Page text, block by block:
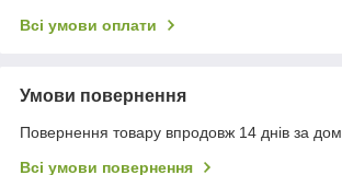
Всі умови оплати
Умови повернення
Повернення товару впродовж 14 днів за
Всі умови повернення